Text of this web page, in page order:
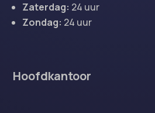
Zaterdag: 24 uur
Zondag: 24 uur
Hoofdkantoor